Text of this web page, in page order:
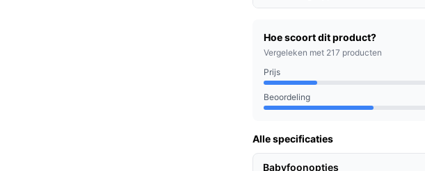
Hoe scoort dit product?
Vergeleken met 217 producten
Prijs
Beoordeling
Alle specificaties
Babyfoonopties